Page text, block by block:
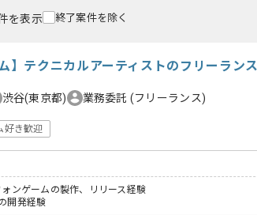
を表示 終了案件を除く
】テクニカルアーティストのフリーラン
渋谷(東京都) 業務委託 (フリーランス)
好き歓迎
ォンゲームの製作、リリース経験
開発経験